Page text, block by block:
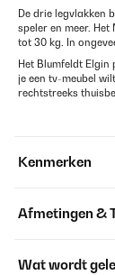
De drie legvlakken
speler en meer.
tot 30 kg. In
Het Blumfeldt
je een tv-meubel
rechtstreeks
Kenmerken
Afmetingen &
Wat wordt